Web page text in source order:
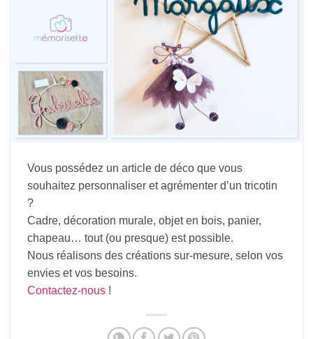
Vous possédez un article de déco que vous
souhaitez personnaliser et agrémenter d’un tricotin
?
Cadre, décoration murale, objet en bois, panier,
chapeau… tout (ou presque) est possible.
Nous réalisons des créations sur-mesure, selon vos
envies et vos besoins.
Contactez-nous!